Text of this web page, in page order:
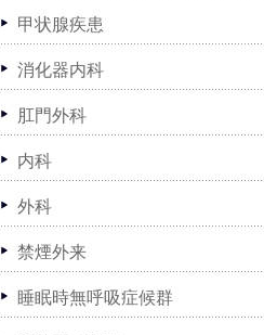
甲状腺疾患
消化器内科
肛門外科
内科
外科
禁煙外来
睡眠時無呼吸症候群